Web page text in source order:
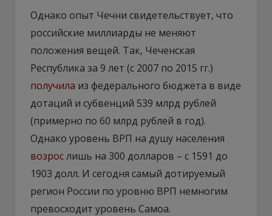
Однако опыт Чечни свидетельствует, что
российские миллиарды не меняют
положения вещей. Так, Чеченская
Республика за 9 лет (с 2007 по 2015 гг.)
получила из федерального бюджета в виде
дотаций и субвенций 539 млрд рублей
(примерно по 60 млрд рублей в год).
Однако уровень ВРП на душу населения
возрослишь на 300 долларов – с 1591 до
1903 долл. И сегодня самый дотируемый
регион России по уровню ВРП немногим
превосходит уровень Самоа.